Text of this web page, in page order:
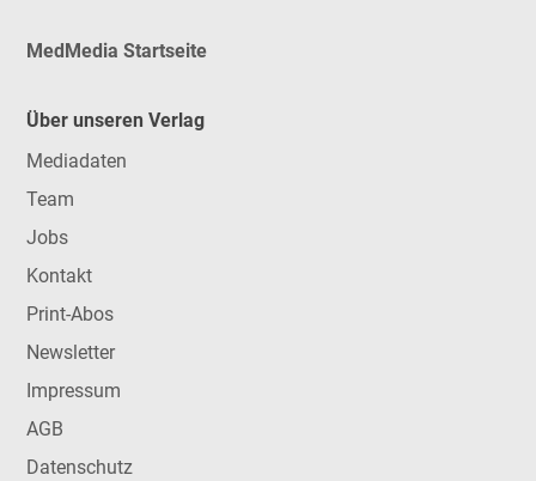
MedMedia Startseite
Über unseren Verlag
Mediadaten
Team
Jobs
Kontakt
Print-Abos
Newsletter
Impressum
AGB
Datenschutz